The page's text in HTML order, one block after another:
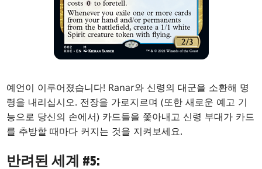
예언이 이루어졌습니다! Ranar와 신령의 대군을 소환해 명
령을 내리십시오. 전장을 가로지르며 (또한 새로운 예고 기
능으로 당신의 손에서) 카드들을 쫓아내고 신령 부대가 카드
를 추방할 때마다 커지는 것을 지켜보세요.
반려된 세계 #5: